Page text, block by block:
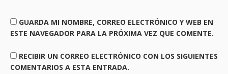
GUARDA MI NOMBRE, CORREO ELECTRÓNICO Y WEB EN
ESTE NAVEGADOR PARA LA PRÓXIMA VEZ QUE COMENTE.
RECIBIR UN CORREO ELECTRÓNICO CON LOS SIGUIENTES
COMENTARIOS A ESTA ENTRADA.